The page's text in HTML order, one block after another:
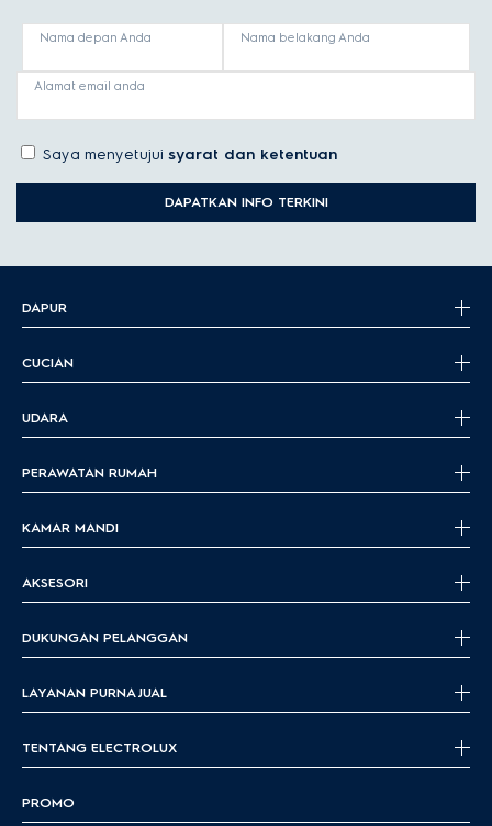
Nama depan Anda Nama belakang Anda
Alamat email anda
Saya menyetujui syarat dan ketentuan
DAPATKAN INFO TERKINI
DAPUR
CUCIAN
UDARA
PERAWATAN RUMAH
KAMAR MANDI
AKSESORI
DUKUNGAN PELANGGAN
LAYANAN PURNA JUAL
TENTANG ELECTROLUX
PROMO